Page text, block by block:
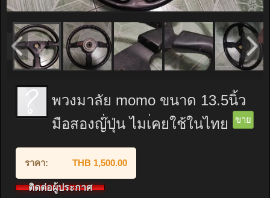
พวงมาลัย momo ขนาด 13.5นิ้ว
มือสองญ๊่ปุ่น ไมเ่คยใช้ในไทย
ขาย
ราคา: THB 1,500.00
ติดต่อผู้ประกาศ